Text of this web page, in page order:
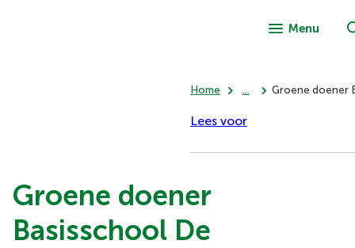
Menu
Home ... Groene doener
Lees voor
Groene doener
Basisschool De